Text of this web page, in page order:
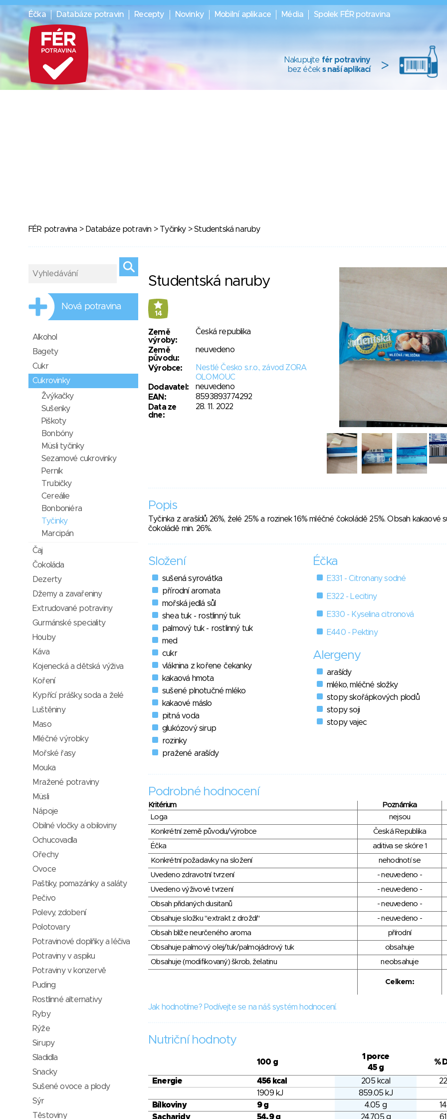
Éčka Databáze potravin Recepty Novinky Mobilní aplikace Média Spolek FÉR potravina
Nakupujte fér potraviny
bez éček s naší aplikací >
FÉR potravina > Databáze potravin > Tyčinky> Studentská naruby
Studentská naruby
14
Země
výroby:
Česká republika
Země
původu:
neuvedeno
Výrobce:
Nestlé Česko s.r.o., závod ZORA
OLOMOUC
Dodavatel:
neuvedeno
EAN:
8593893774292
Data ze
dne:
28. 11. 2022
Popis
Tyčinka z arašídů 26%, želé 25% a rozinek 16% mléčné čokoládě 25%. Obsah kakaové
čokoládě min. 26%.
Složení
sušená syrovátka
přírodní aromata
mořská jedlá sůl
shea tuk - rostlinný tuk
palmový tuk - rostlinný tuk
med
cukr
vláknina z kořene čekanky
kakaová hmota
sušené plnotučné mléko
kakaové máslo
pitná voda
glukózový sirup
rozinky
pražené arašídy
Éčka
E331 - Citronany sodné
E322 - Lecitiny
E330 - Kyselina citronová
E440 - Pektiny
Alergeny
arašídy
mléko, mléčné složky
stopy skořápkových plodů
stopy soji
stopy vajec
Podrobné hodnocení
Kritérium Poznámka
Loga
nejsou
Konkrétní země původu/výrobce
Česká Republika
Éčka
aditiva se skóre 1
Konkrétní požadavky na složení
nehodnotí se
Uvedeno zdravotní tvrzení
- neuvedeno -
Uvedeno výživové tvrzení
- neuvedeno -
Obsah přidaných dusitanů
- neuvedeno -
Obsahuje složku "extrakt z droždí"
- neuvedeno -
Obsah blíže neurčeného aroma
přírodní
Obsahuje palmový olej/tuk/palmojádrový tuk
obsahuje
Obsahuje (modifikovaný) škrob, želatinu
neobsahuje
Celkem:
Jak hodnotíme? Podívejte se na náš systém hodnocení.
Nutriční hodnoty
100 g
1 porce
45 g
%
Energie 456 kcal 205 kcal
1909 kJ
859.05 kJ
Bílkoviny
9 g 4.05 g
Sacharidy
54.9 g 24.705 g
Nová potravina
Alkohol
Bagety
Cukr
Cukrovinky
Žvýkačky
Sušenky
Piškoty
Bonbóny
Müsli tyčinky
Sezamové cukrovinky
Perník
Trubičky
Cereálie
Bonboniéra
Tyčinky
Marcipán
Čaj
Čokoláda
Dezerty
Džemy a zavařeniny
Extrudované potraviny
Gurmánské speciality
Houby
Káva
Kojenecká a dětská výživa
Koření
Kypřící prášky, soda a želé
Luštěniny
Maso
Mléčné výrobky
Mořské řasy
Mouka
Mražené potraviny
Müsli
Nápoje
Obilné vločky a obiloviny
Ochucovadla
Ořechy
Ovoce
Paštiky, pomazánky a saláty
Pečivo
Polevy, zdobení
Polotovary
Potravinové doplňky a léčiva
Potraviny v aspiku
Potraviny v konzervě
Puding
Rostlinné alternativy
Ryby
Rýže
Sirupy
Sladidla
Snacky
Sušené ovoce a plody
Sýr
Těstoviny